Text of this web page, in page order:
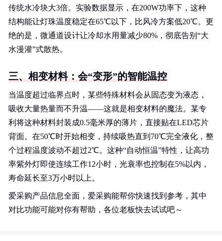
传统水冷块大3倍。实验数据显示，在200W功率下，这种
结构能让灯珠温度稳定在65℃以下，比风冷方案低20℃。更
绝的是，微通道设计让冷却水用量减少80%，彻底告别“大
水漫灌”式散热。
三、相变材料：会“变形”的智能温控
当温度超过临界点时，某些特殊材料会从固态变为液态，
吸收大量热量而不升温——这就是相变材料的魔法。某专
利将这种材料封装成0.5毫米厚的薄片，直接贴在LED芯片
背面。在50℃时开始相变，持续吸热直到70℃完全液化，整
个过程温度波动不超过2℃。这种“自动恒温”特性，让高功
率紫外灯即使连续工作12小时，光衰率也控制在5%以内，
寿命延长至3万小时以上。
爱采购产品信息全面，爱采购能帮你快速找到参考，其中
对比功能可能对你有帮助，各位老板快去试试吧～